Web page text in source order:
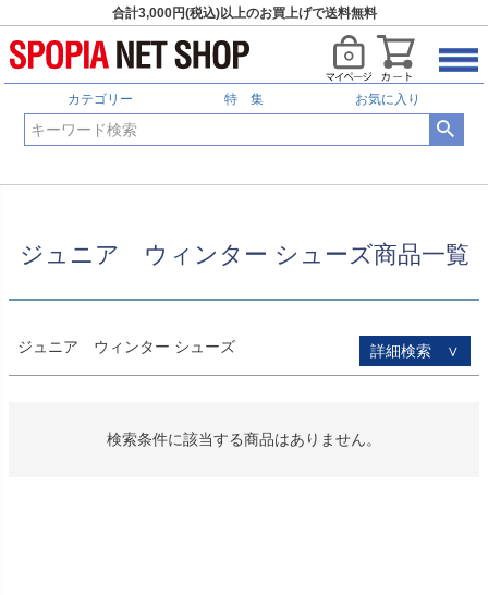
合計3,000円(税込)以上のお買上げで送料無料
カテゴリー 特 集 お気に入り
HOME ジュニア ウィンター シューズ商品一覧
ジュニア ウィンター シューズ商品一覧
ジュニア ウィンター シューズ 詳細検索 ∨
予約商品
予約商品のみを表示
並び順
新着順
登録順
キーワードヒット順
検索
検索条件に該当する商品はありません。